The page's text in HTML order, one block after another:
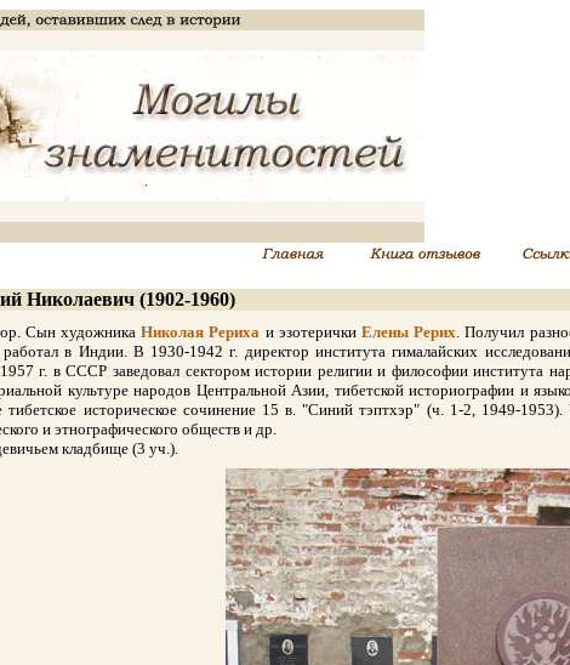
Николаевич (1902-1960)
Сын художникаНиколая Рериха и эзотерички Елены Рерих. Получил
в Индии. В 1930-1942 г. директор института гималайских
г. в СССР заведовал сектором истории религии и философии института
культуре народов Центральной Азии, тибетской историографии и
историческое сочинение 15 в. "Синий тэптхэр" (ч. 1-2, 1949-1953).
и этнографического обществ и др.
кладбище (3 уч.).